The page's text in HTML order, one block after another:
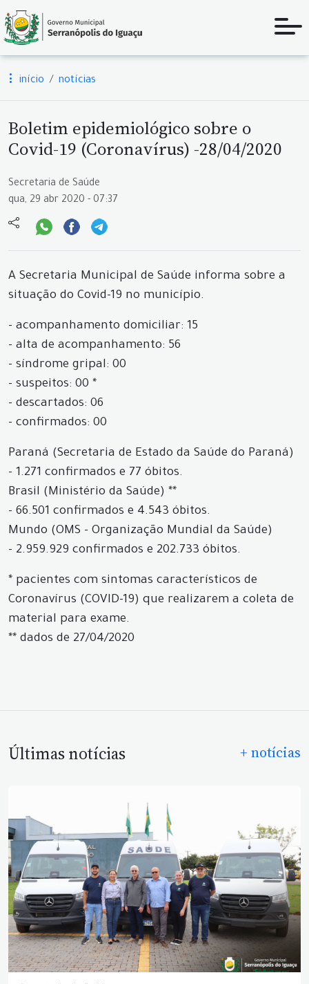
início notícias
Boletim epidemiológico sobre o
Covid-19 (Coronavírus) -28/04/2020
Secretaria de Saúde
qua, 29 abr 2020 - 07:37
A Secretaria Municipal de Saúde informa sobre a
situação do Covid-19 no município.
- acompanhamento domiciliar: 15
- alta de acompanhamento: 56
- síndrome gripal: 00
- suspeitos: 00 *
- descartados: 06
- confirmados: 00
Paraná (Secretaria de Estado da Saúde do Paraná)
- 1.271 confirmados e 77 óbitos.
Brasil (Ministério da Saúde) **
- 66.501 confirmados e 4.543 óbitos.
Mundo (OMS - Organização Mundial da Saúde)
- 2.959.929 confirmados e 202.733 óbitos.
* pacientes com sintomas característicos de
Coronavírus (COVID-19) que realizarem a coleta de
material para exame.
** dados de 27/04/2020
Últimas notícias + notícias